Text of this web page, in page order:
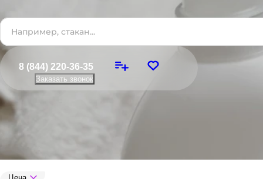
8 (844) 220-36-35
Заказать звонок
Цена